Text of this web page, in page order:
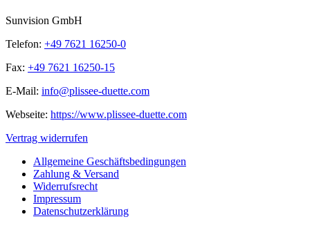
Sunvision GmbH
Telefon: +49 7621 16250-0
Fax: +49 7621 16250-15
E-Mail: info@plissee-duette.com
Webseite: https://www.plissee-duette.com
Vertrag widerrufen
Allgemeine Geschäftsbedingungen
Zahlung & Versand
Widerrufsrecht
Impressum
Datenschutzerklärung